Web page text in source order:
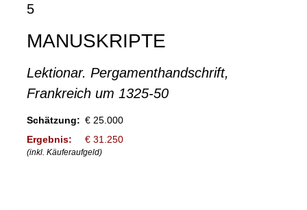
5
MANUSKRIPTE
Lektionar. Pergamenthandschrift,
Frankreich um 1325-50
Schätzung: € 25.000
Ergebnis:
€ 31.250
(inkl. Käuferaufgeld)